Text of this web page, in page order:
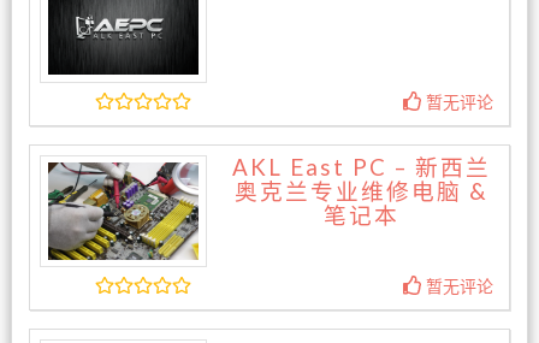
暂无评论
AKL East PC – 新西兰
奥克兰专业维修电脑 &
笔记本
暂无评论